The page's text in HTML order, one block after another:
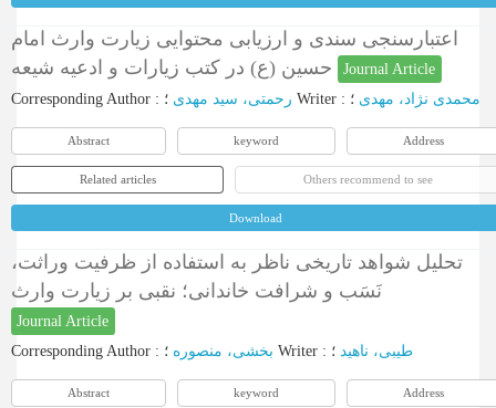
اعتبارسنجی سندی و ارزیابی محتوایی زیارت وارث امام
Journal Article
Corresponding Author : رحمتی، سید مهدی Writer : محمدی نژاد، مهدی ؛
Abstract keyword Address
Related articles Others recommend to see
Download
تحلیل شواهد تاریخی ناظر به استفاده از ظرفیت وراثت،
نَسَب و شرافت خاندانی؛ نقبی بر زیارت وارث
Journal Article
Corresponding Author : بخشی، منصوره Writer : طیبی، ناهید ؛
Abstract keyword Address